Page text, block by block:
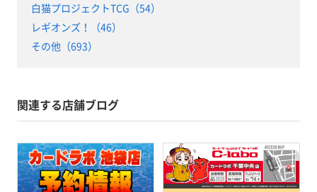
白猫プロジェクトTCG（54）
レギオンズ！（46）
その他（693）
関連する店舗ブログ